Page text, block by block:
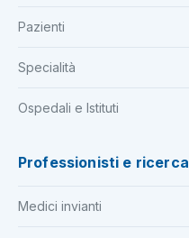
Pazienti
Specialità
Ospedali e Istituti
Professionisti e ricerca
Medici invianti